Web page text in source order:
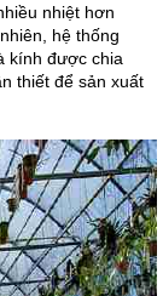
nhiệt hơn
hệ thống
kính được chia
thiết để sản xuất